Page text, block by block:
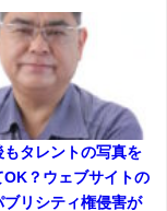
もタレントの写真を
OK？ウェブサイトの
ブリシティ権侵害が